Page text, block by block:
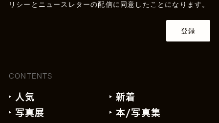
リシー とニュースレターの配信に同意したことになります。
登録
CONTENTS
人気
新着
写真展
本/写真集